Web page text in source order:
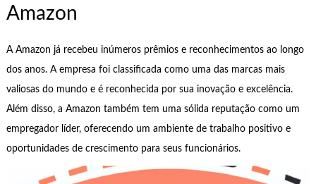
Amazon
A Amazon já recebeu inúmeros prêmios e reconhecimentos ao longo
dos anos. A empresa foi classificada como uma das marcas mais
valiosas do mundo e é reconhecida por sua inovação e excelência.
Além disso, a Amazon também tem uma sólida reputação como um
empregador líder, oferecendo um ambiente de trabalho positivo e
oportunidades de crescimento para seus funcionários.